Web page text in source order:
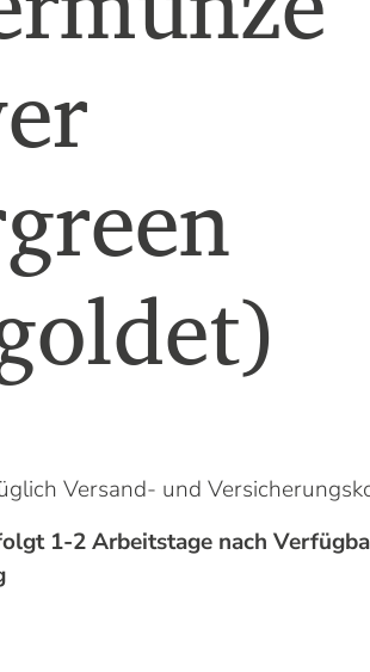
Versand- und
1-2 Arbeitstage nach
Unser
Das